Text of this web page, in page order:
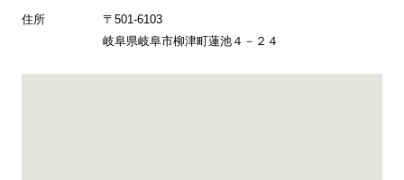
住所
〒501-6103
岐阜県岐阜市柳津町蓮池４－２４